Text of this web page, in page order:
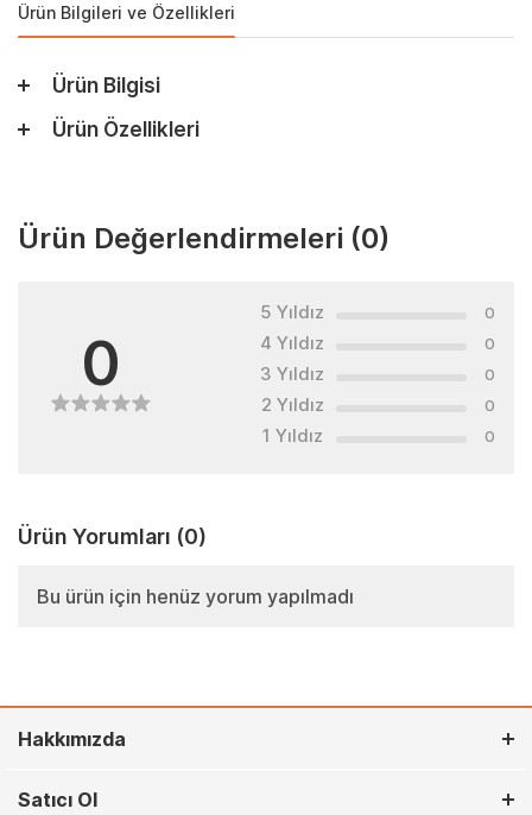
Ürün Bilgileri ve Özellikleri
Ürün Bilgisi
Ürün Özellikleri
Ürün Değerlendirmeleri (0)
0
5 Yıldız 0
4 Yıldız 0
3 Yıldız 0
2 Yıldız 0
1 Yıldız 0
Ürün Yorumları (0)
Bu ürün için henüz yorum yapılmadı
Hakkımızda
Satıcı Ol